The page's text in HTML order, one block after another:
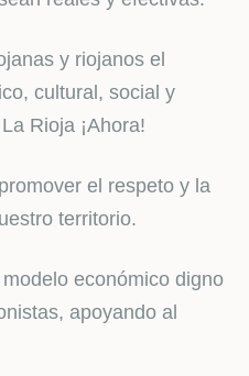
y riojanos el
cultural, social y
Rioja ¡Ahora!
el respeto y la
territorio.
económico digno
apoyando al